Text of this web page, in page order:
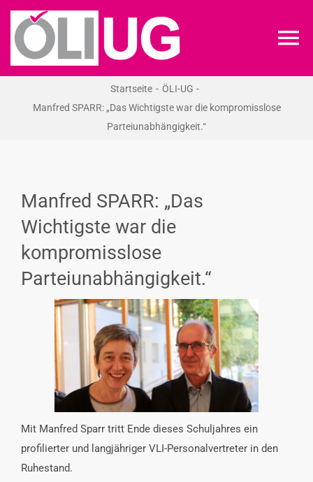
Zum
Inhalt
springen
RECHT
VERANSTALTUNGEN
INTERESSENSVERTRETUNG
KONTAKT
Startseite
ÖLI-UG
Manfred SPARR: „Das Wichtigste war die kompromisslose
Parteiunabhängigkeit.“
Manfred SPARR: „Das
Wichtigste war die
kompromisslose
Parteiunabhängigkeit.“
Mit Manfred Sparr tritt Ende dieses Schuljahres ein
profilierter und langjähriger VLI-Personalvertreter in den
Ruhestand.